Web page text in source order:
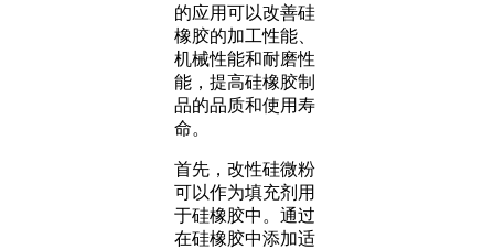
的应用可以改善硅
橡胶的加工性能、
机械性能和耐磨性
能，提高硅橡胶制
品的品质和使用寿
命。
首先，改性硅微粉
可以作为填充剂用
于硅橡胶中。通过
在硅橡胶中添加适